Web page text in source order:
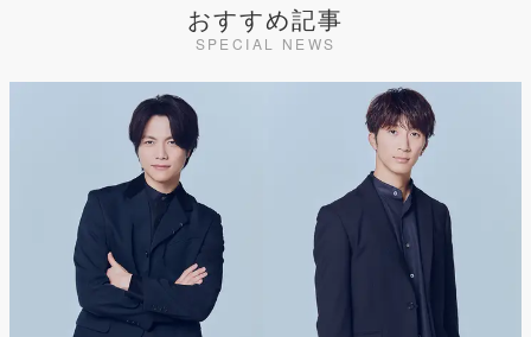
おすすめ記事
SPECIAL NEWS